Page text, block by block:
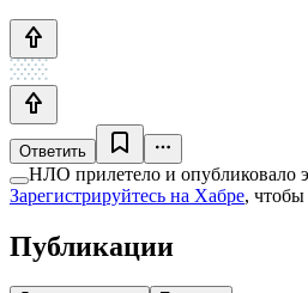
Ответить
НЛО прилетело и опубликовало
Зарегистрируйтесь на Хабре, чтобы
Публикации